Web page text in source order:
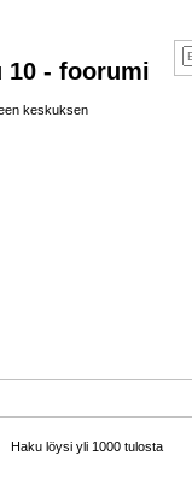
10 - foorumi
keskuksen
Haku löysi yli 1000 tulosta